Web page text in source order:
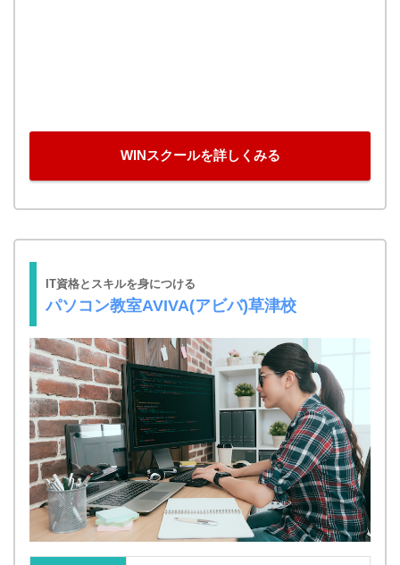
WINスクールを詳しくみる
IT資格とスキルを身につける
パソコン教室AVIVA(アビバ)草津校